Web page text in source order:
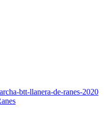
btt-llanera-de-ranes-2020